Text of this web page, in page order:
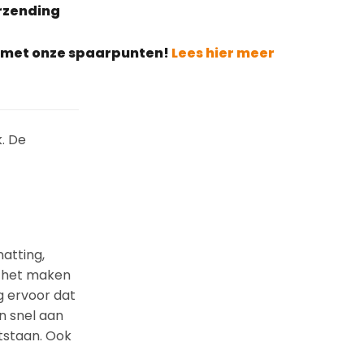
onze spaarpunten! Lees hier meer
De
maken
ervoor dat
snel aan
Ook